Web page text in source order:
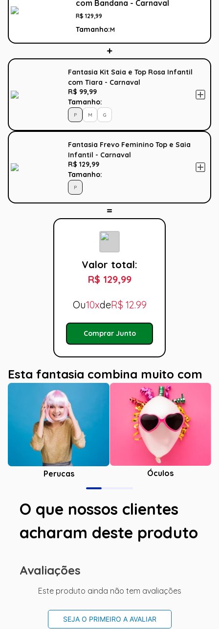
com Bandana - Carnaval
R$ 129,99
Tamanho:M
Fantasia Kit Saia e Top Rosa Infantil
com Tiara - Carnaval
R$ 99,99
Tamanho:
P M G
Fantasia Frevo Feminino Top e Saia
Infantil - Carnaval
R$ 129,99
Tamanho:
P
Valor total:
R$ 129,99
Ou10xdeR$ 12.99
Comprar Junto
Esta fantasia combina muito com
Perucas Óculos
O que nossos clientes
acharam deste produto
Avaliações
Este produto ainda não tem avaliações
SEJA O PRIMEIRO A AVALIAR